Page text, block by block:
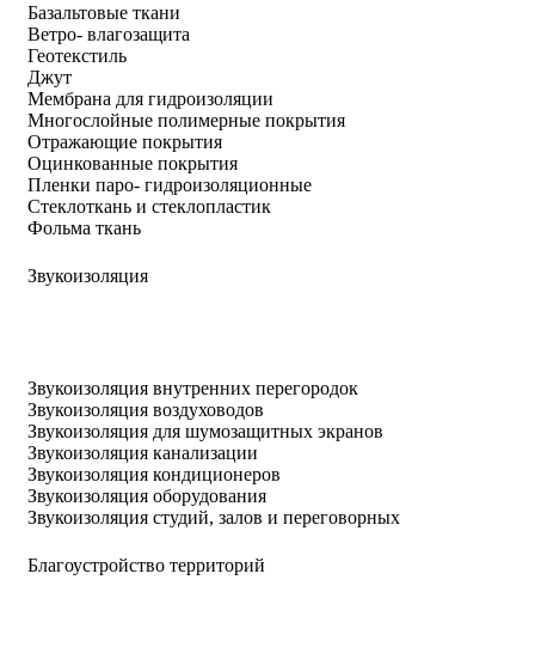
Базальтовые ткани
Ветро- влагозащита
Геотекстиль
Джут
Мембрана для гидроизоляции
Многослойные полимерные покрытия
Отражающие покрытия
Оцинкованные покрытия
Пленки паро- гидроизоляционные
Стеклоткань и стеклопластик
Фольма ткань
Звукоизоляция
Звукоизоляция внутренних перегородок
Звукоизоляция воздуховодов
Звукоизоляция для шумозащитных экранов
Звукоизоляция канализации
Звукоизоляция кондиционеров
Звукоизоляция оборудования
Звукоизоляция студий, залов и переговорных
Благоустройство территорий